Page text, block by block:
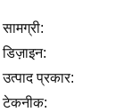
सामग्री:
डिज़ाइन:
उत्पाद प्रकार:
टेकनीक: